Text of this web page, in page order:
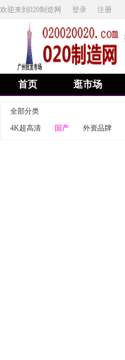
欢迎来到020制造网 登录 注册
首页 逛市场
全部分类
4K超高清
国产 外资品牌